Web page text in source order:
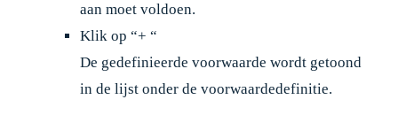
aan moet voldoen.
Klik op “+ “
De gedefinieerde voorwaarde wordt getoond
in de lijst onder de voorwaardedefinitie.